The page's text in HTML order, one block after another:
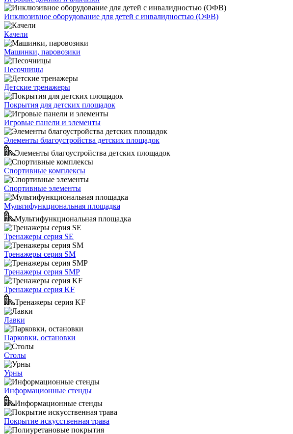
Инклюзивное оборудование для детей с инвалидностью (ОФВ)
Качели
Машинки, паровозики
Песочницы
Детские тренажеры
Покрытия для детских площадок
Игровые панели и элементы
Элементы благоустройства детских площадок
Элементы благоустройства детских площадок
Спортивные комплексы
Спортивные элементы
Мультифункциональная площадка
Мультифункциональная площадка
Тренажеры серия SE
Тренажеры серия SM
Тренажеры серия SMP
Тренажеры серия KF
Тренажеры серия KF
Лавки
Парковки, остановки
Столы
Урны
Информационные стенды
Информационные стенды
Покрытие искусственная трава